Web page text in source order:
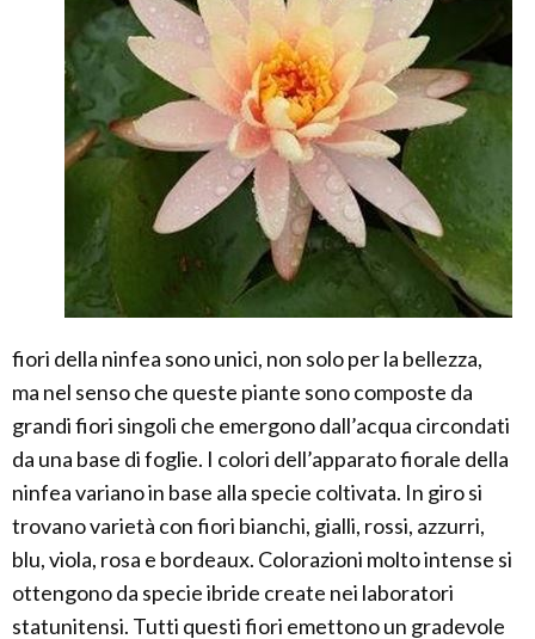
fiori della ninfea sono unici, non solo per la bellezza,
ma nel senso che queste piante sono composte da
grandi fiori singoli che emergono dall’acqua circondati
da una base di foglie. I colori dell’apparato fiorale della
ninfea variano in base alla specie coltivata. In giro si
trovano varietà con fiori bianchi, gialli, rossi, azzurri,
blu, viola, rosa e bordeaux. Colorazioni molto intense si
ottengono da specie ibride create nei laboratori
statunitensi. Tutti questi fiori emettono un gradevole